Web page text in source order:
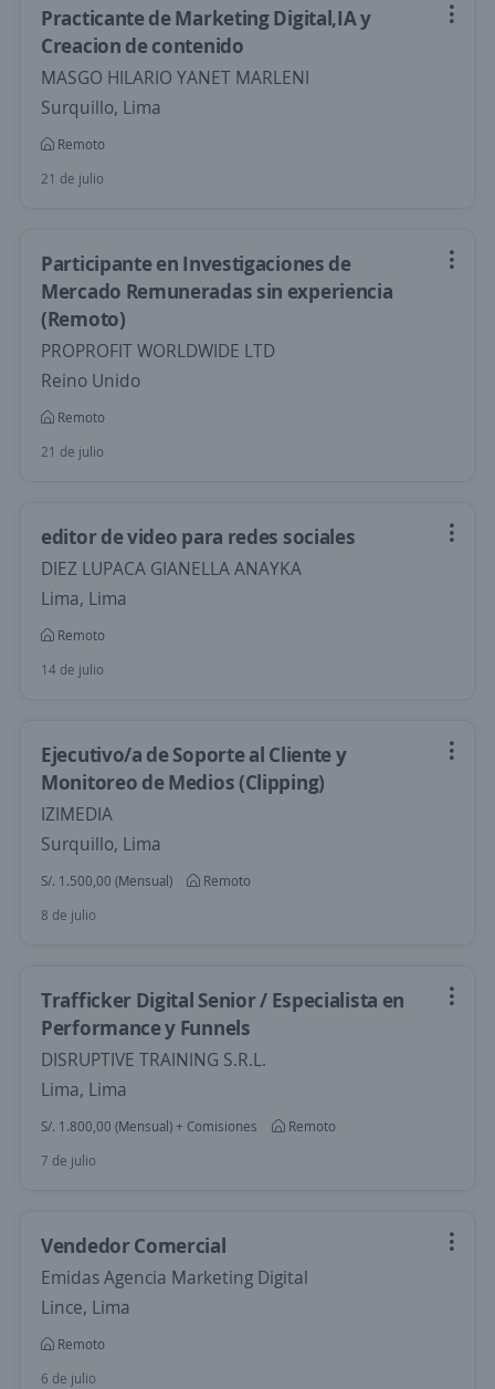
Practicante de Marketing Digital,IA y
Creacion de contenido
MASGO HILARIO YANET MARLENI
Surquillo, Lima
Remoto
21 de julio
Participante en Investigaciones de
Mercado Remuneradas sin experiencia
(Remoto)
PROPROFIT WORLDWIDE LTD
Reino Unido
Remoto
21 de julio
editor de video para redes sociales
DIEZ LUPACA GIANELLA ANAYKA
Lima, Lima
Remoto
14 de julio
Ejecutivo/a de Soporte al Cliente y
Monitoreo de Medios (Clipping)
IZIMEDIA
Surquillo, Lima
S/. 1.500,00 (Mensual)
Remoto
8 de julio
Trafficker Digital Senior / Especialista en
Performance y Funnels
DISRUPTIVE TRAINING S.R.L.
Lima, Lima
S/. 1.800,00 (Mensual) + Comisiones
Remoto
7 de julio
Vendedor Comercial
Emidas Agencia Marketing Digital
Lince, Lima
Remoto
6 de julio